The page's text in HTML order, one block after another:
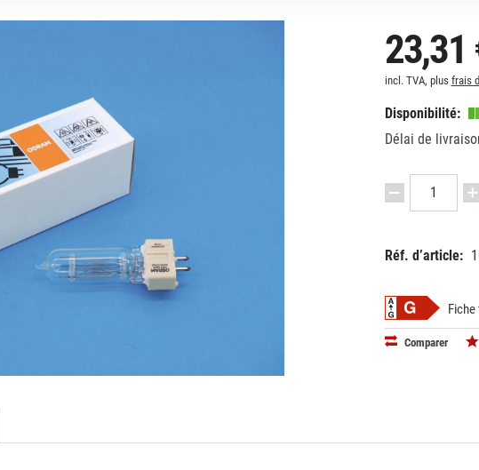
23,31
incl. TVA, plus frais
Disponibilité:
Délai de
Réf. d’article:
Comparer